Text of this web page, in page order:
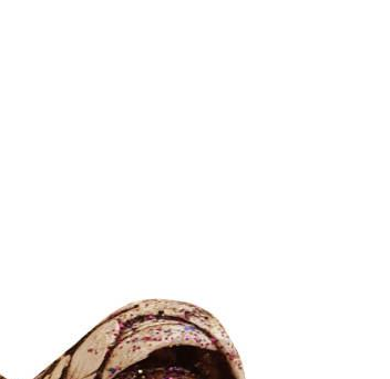
دکوراسیون مدرن در خانه
های ایرانی